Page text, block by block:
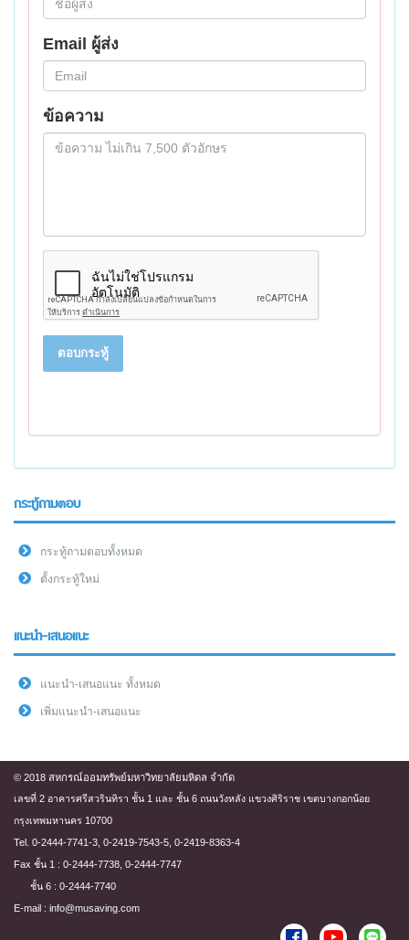
Email ผู้ส่ง
ข้อความ
ตอบกระทู้
กระทู้ถามตอบ
กระทู้ถามตอบทั้งหมด
ตั้งกระทู้ใหม่
แนะนำ-เสนอแนะ
แนะนำ-เสนอแนะ ทั้งหมด
เพิ่มแนะนำ-เสนอแนะ
© 2018 สหกรณ์ออมทรัพย์มหาวิทยาลัยมหิดล จำกัด
เลขที่ 2 อาคารศรีสวรินทิรา ชั้น 1 และ ชั้น 6 ถนนวังหลัง แขวงศิริราช เขตบางกอกน้อย
กรุงเทพมหานคร 10700
Tel. 0-2444-7741-3, 0-2419-7543-5, 0-2419-8363-4
Fax ชั้น 1 : 0-2444-7738, 0-2444-7747
ชั้น 6 : 0-2444-7740
E-mail : info@musaving.com